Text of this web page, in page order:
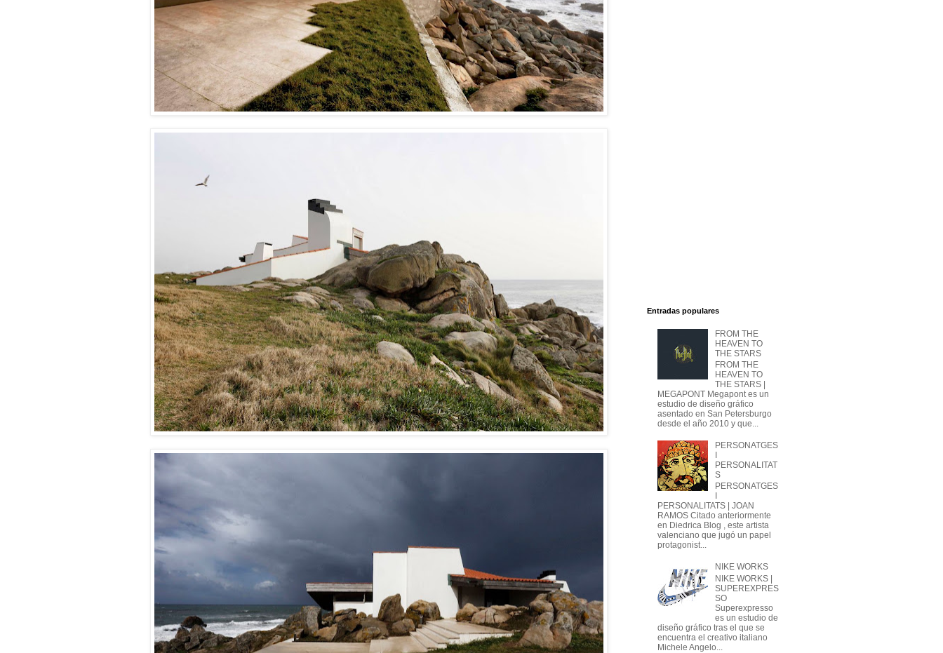
Entradas populares
FROM THE
HEAVEN TO
THE STARS
FROM THE
HEAVEN TO
THE STARS |
MEGAPONT Megapont es un
estudio de diseño gráfico
asentado en San Petersburgo
desde el año 2010 y que...
PERSONATGES
PERSONALITAT
S
PERSONATGES
PERSONALITATS | JOAN
RAMOS Citado anteriormente
en Diedrica Blog , este artista
valenciano que jugó un papel
protagonist...
NIKE WORKS
NIKE WORKS |
SUPEREXPRES
SO
Superexpresso
es un estudio de
diseño gráfico tras el que se
encuentra el creativo italiano
Michele Angelo...